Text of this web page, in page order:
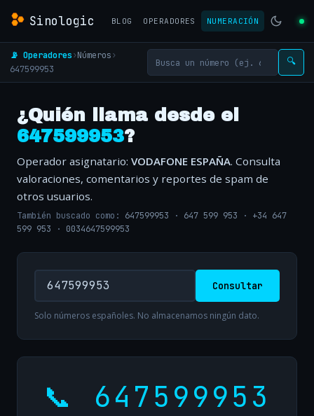
Sinologic BLOG OPERADORES NUMERACIÓN
📡 Operadores›Números›
647599953
🔍
¿Quién llama desde el
647599953?
Operador asignatario: VODAFONE ESPAÑA. Consulta
valoraciones, comentarios y reportes de spam de
otros usuarios.
También buscado como: 647599953 · 647 599 953 · +34 647
599 953 · 0034647599953
Consultar
Solo números españoles. No almacenamos ningún dato.
📞 647599953